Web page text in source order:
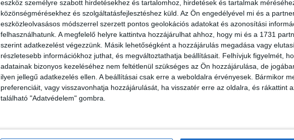
eszköz személyre szabott hirdetésekhez és tartalomhoz, hirdetések és tartalmak
közönségmérésekhez és szolgáltatásfejlesztéshez küld. Az Ön engedélyével mi és a
eszközleolvasásos módszerrel szerzett pontos geolokációs adatokat és azonosítási
felhasználhatunk. A megfelelő helyre kattintva hozzájárulhat ahhoz, hogy mi és a 1731
szerint adatkezelést végezzünk. Másik lehetőségként a hozzájárulás megadása vagy
részletesebb információkhoz juthat, és megváltoztathatja beállításait. Felhívjuk figyelmét,
adatainak bizonyos kezeléséhez nem feltétlenül szükséges az Ön hozzájárulása, de
ilyen jellegű adatkezelés ellen. A beállításai csak erre a weboldalra érvényesek. Bármikor
preferenciáit, vagy visszavonhatja hozzájárulását, ha visszatér erre az oldalra, és rákattint
található "Adatvédelem" gombra.